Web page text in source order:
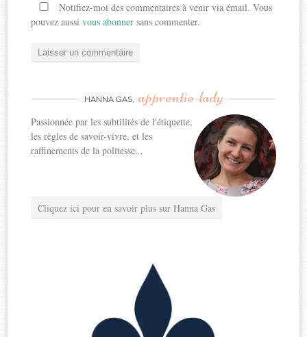
Notifiez-moi des commentaires à venir via émail. Vous
pouvez aussivous abonner sans commenter.
HANNA GAS, apprentie-lady
Passionnée par les subtilités de l'étiquette,
les règles de savoir-vivre, et les
raffinements de la politesse...
Cliquez ici pour en savoir plus sur Hanna Gas